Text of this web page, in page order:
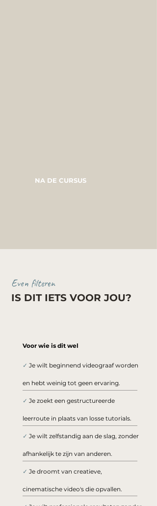
NA DE CURSUS
Even filteren
IS DIT IETS VOOR JOU?
✓ Je wilt beginnend videograaf worden
en hebt weinig tot geen ervaring.
✓ Je zoekt een gestructureerde
leerroute in plaats van losse tutorials.
✓ Je wilt zelfstandig aan de slag, zonder
afhankelijk te zijn van anderen.
✓ Je droomt van creatieve,
cinematische video's die opvallen.
Voor wie is dit wel